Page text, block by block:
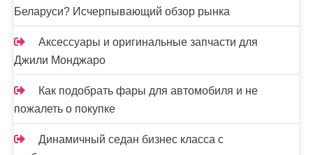
Беларуси? Исчерпывающий обзор рынка
Аксессуары и оригинальные запчасти для
Джили Монджаро
Как подобрать фары для автомобиля и не
пожалеть о покупке
Динамичный седан бизнес класса с